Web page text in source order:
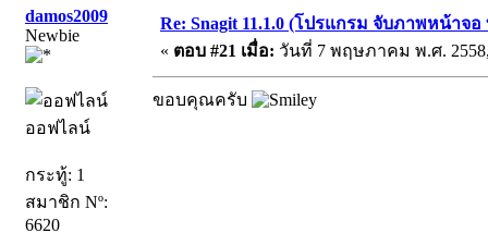
damos2009
Newbie
ออฟไลน์
กระทู้: 1
สมาชิก Nº:
6620
Re: Snagit 11.1.0 (โปรแกรม จับภาพหน้าจ
« ตอบ #21 เมื่อ: วันที่ 7 พฤษภาคม พ.ศ. 2558,
ขอบคุณครับ